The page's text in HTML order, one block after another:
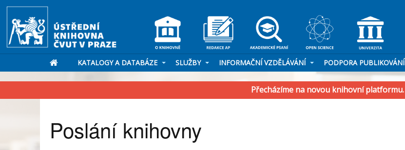
KATALOGY A DATABÁZE SLUŽBY INFORMAČNÍ VZDĚLÁVÁNÍ PODPORA PUBLIKOVÁNÍ
Přecházíme na novou knihovní platformu.
Poslání knihovny